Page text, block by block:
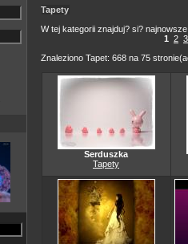
Tapety
W tej kategorii znajduj? si?
1 2 3
Znaleziono Tapet: 668 na 75
Serduszka
Tapety